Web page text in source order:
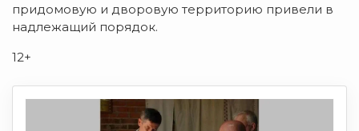
придомовую и дворовую территорию привели в
надлежащий порядок.
12+